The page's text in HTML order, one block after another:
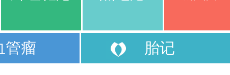
管瘤 胎记